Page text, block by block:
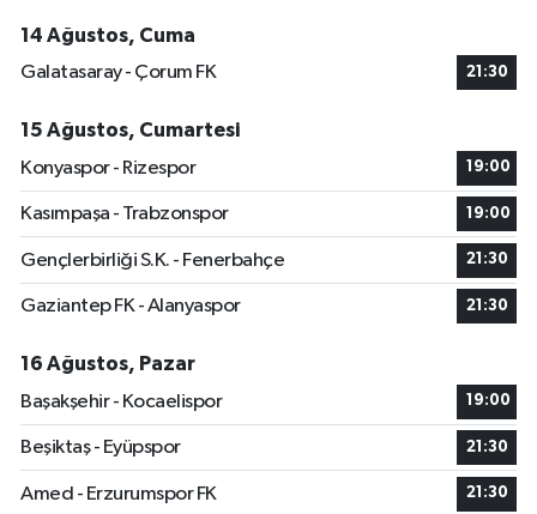
14 Ağustos, Cuma
Galatasaray - Çorum FK
21:30
15 Ağustos, Cumartesi
Konyaspor - Rizespor
19:00
Kasımpaşa - Trabzonspor 19:00
Gençlerbirliği S.K. - Fenerbahçe 21:30
Gaziantep FK - Alanyaspor 21:30
16 Ağustos, Pazar
Başakşehir - Kocaelispor
19:00
Beşiktaş - Eyüpspor 21:30
Amed - Erzurumspor FK 21:30